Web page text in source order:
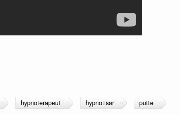
hypnoterapeut hypnotisør
putte